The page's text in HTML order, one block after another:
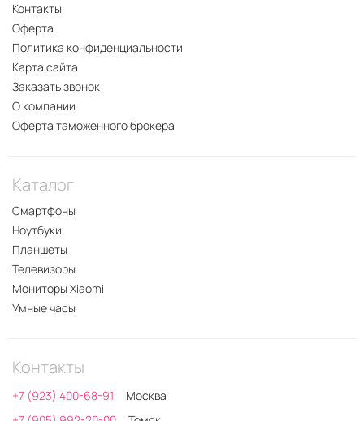
Контакты
Оферта
Политика конфиденциальности
Карта сайта
Заказать звонок
О компании
Оферта таможенного брокера
Каталог
Смартфоны
Ноутбуки
Планшеты
Телевизоры
Мониторы Xiaomi
Умные часы
Контакты
+7 (923) 400-68-91
Москва